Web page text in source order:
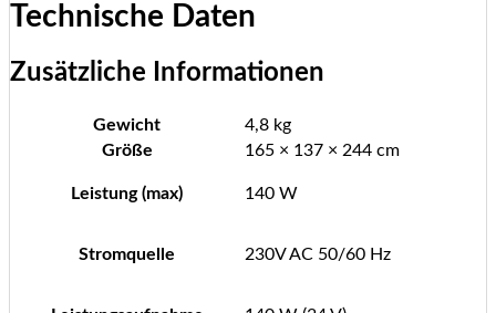
Technische Daten
Zusätzliche Informationen
Gewicht
4,8 kg
Größe
165 × 137 × 244 cm
Leistung (max) 140 W
Stromquelle 230V AC 50/60 Hz